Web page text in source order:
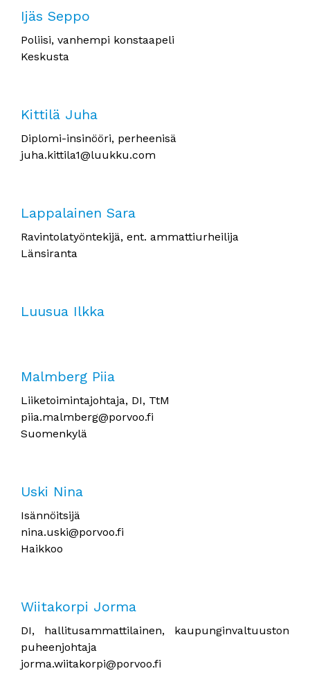
Ijäs Seppo
Poliisi, vanhempi konstaapeli
Keskusta
Kittilä Juha
Diplomi-insinööri, perheenisä
juha.kittila1@luukku.com
Lappalainen Sara
Ravintolatyöntekijä, ent. ammattiurheilija
Länsiranta
Luusua Ilkka
Malmberg Piia
Liiketoimintajohtaja, DI, TtM
piia.malmberg@porvoo.fi
Suomenkylä
Uski Nina
Isännöitsijä
nina.uski@porvoo.fi
Haikkoo
Wiitakorpi Jorma
DI, hallitusammattilainen, kaupunginvaltuuston
puheenjohtaja
jorma.wiitakorpi@porvoo.fi